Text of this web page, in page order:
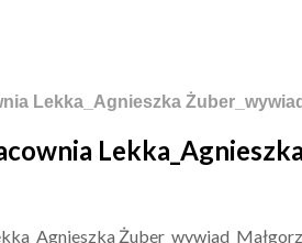
Lekka_Agnieszka